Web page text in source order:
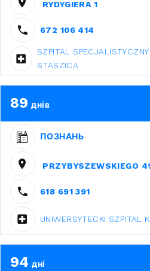
RYDYGIERA 1
672 106 414
SZPITAL
STASZICA
89 днів
ПОЗНАНЬ
PRZYBYSZEWSKIEGO
618 691 391
UNIWERSYTECKI SZPITAL
94 дні